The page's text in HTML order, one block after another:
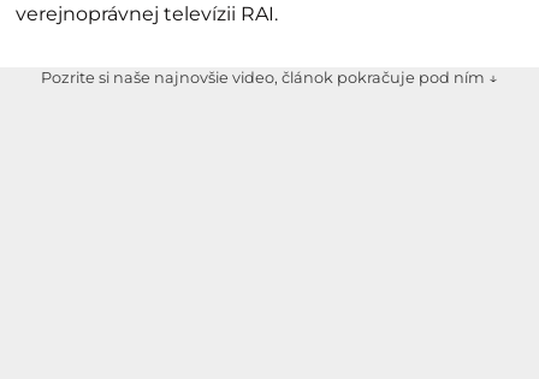
verejnoprávnej televízii RAI.
Pozrite si naše najnovšie video, článok pokračuje pod ním ↓